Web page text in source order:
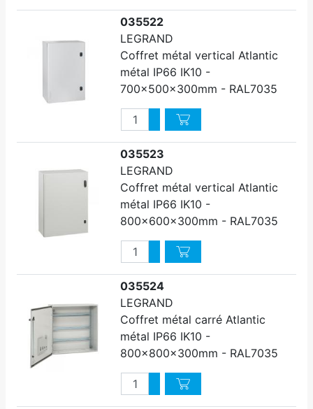
035522
LEGRAND
Coffret métal vertical Atlantic
métal IP66 IK10 -
700x500x300mm - RAL7035
QuantitéAugmenter quantité
Diminuer quantité
035523
LEGRAND
Coffret métal vertical Atlantic
métal IP66 IK10 -
800x600x300mm - RAL7035
QuantitéAugmenter quantité
Diminuer quantité
035524
LEGRAND
Coffret métal carré Atlantic
métal IP66 IK10 -
800x800x300mm - RAL7035
QuantitéAugmenter quantité
Diminuer quantité